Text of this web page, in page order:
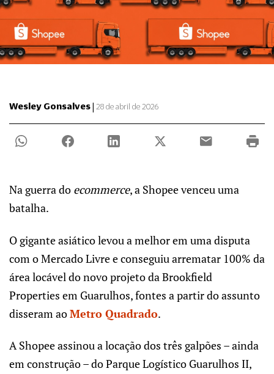
Wesley Gonsalves| 28 de abril de 2026
Na guerra do ecommerce, a Shopee venceu uma
batalha.
O gigante asiático levou a melhor em uma disputa
com o Mercado Livre e conseguiu arrematar 100% da
área locável do novo projeto da Brookfield
Properties em Guarulhos, fontes a partir do assunto
disseram aoMetro Quadrado.
A Shopee assinou a locação dos três galpões – ainda
em construção – do Parque Logístico Guarulhos II,